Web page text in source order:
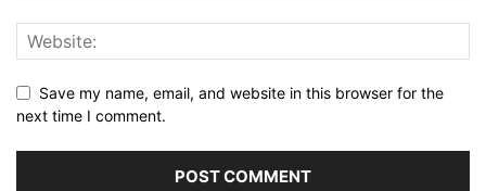
Save my name, email, and website in this browser for the
next time I comment.